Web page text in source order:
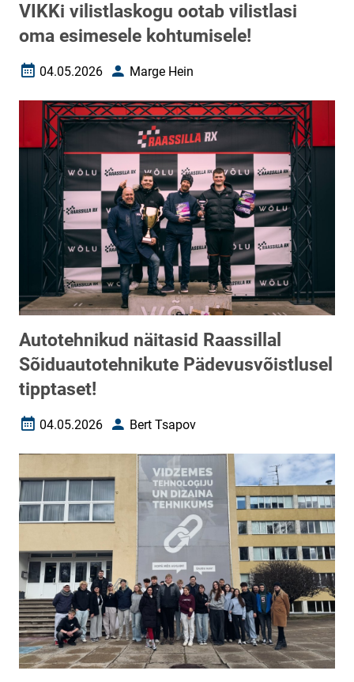
VIKKi vilistlaskogu ootab vilistlasi
oma esimesele kohtumisele!
Loomise kuupäev
04.05.2026 AutorMarge Hein
Autotehnikud näitasid Raassillal
Sõiduautotehnikute Pädevusvõistlusel
tipptaset!
Loomise kuupäev
04.05.2026 AutorBert Tsapov